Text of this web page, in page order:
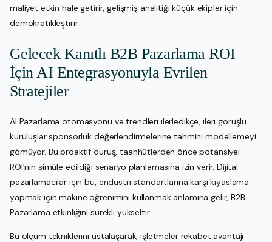
maliyet etkin hale getirir, gelişmiş analitiği küçük ekipler için
demokratikleştirir.
Gelecek Kanıtlı B2B Pazarlama ROI
İçin AI Entegrasyonuyla Evrilen
Stratejiler
AI Pazarlama otomasyonu ve trendleri ilerledikçe, ileri görüşlü
kuruluşlar sponsorluk değerlendirmelerine tahmini modellemeyi
gömüyor. Bu proaktif duruş, taahhütlerden önce potansiyel
ROI’nin simüle edildiği senaryo planlamasına izin verir. Dijital
pazarlamacılar için bu, endüstri standartlarına karşı kıyaslama
yapmak için makine öğrenimini kullanmak anlamına gelir, B2B
Pazarlama etkinliğini sürekli yükseltir.
Bu ölçüm tekniklerini ustalaşarak, işletmeler rekabet avantajı